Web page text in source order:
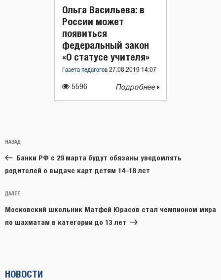
5596
Ольга Васильева: в
России может
появиться
федеральный закон
«О статусе учителя»
Газета педагогов 27.08.2019 14:07
Подробнее
по
записям
Предыдущая
запись:
НАЗАД
Банки РФ с 29 марта будут обязаны уведомлять
родителей о выдаче карт детям 14–18 лет
Следующая
запись
ДАЛЕЕ
Московский школьник Матфей Юрасов стал чемпионом мира
по шахматам в категории до 13 лет
НОВОСТИ